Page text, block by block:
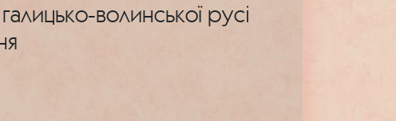
волинської русі